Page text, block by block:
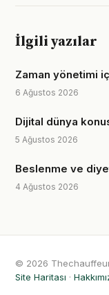
İlgili yazılar
Zaman yönetimi
6 Ağustos 2026
Dijital dünya
5 Ağustos 2026
Beslenme ve
4 Ağustos 2026
© 2026 Thechauffeur.
Site Haritası ·